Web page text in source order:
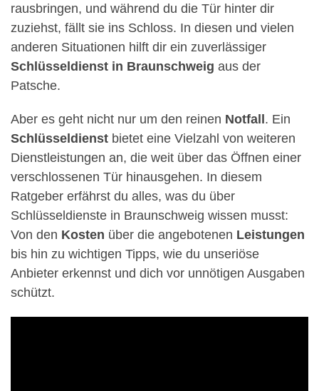
rausbringen, und während du die Tür hinter dir
zuziehst, fällt sie ins Schloss. In diesen und vielen
anderen Situationen hilft dir ein zuverlässiger
Schlüsseldienst in Braunschweig aus der
Patsche.
Aber es geht nicht nur um den reinen Notfall. Ein
Schlüsseldienst bietet eine Vielzahl von weiteren
Dienstleistungen an, die weit über das Öffnen einer
verschlossenen Tür hinausgehen. In diesem
Ratgeber erfährst du alles, was du über
Schlüsseldienste in Braunschweig wissen musst:
Von den Kosten über die angebotenen Leistungen
bis hin zu wichtigen Tipps, wie du unseriöse
Anbieter erkennst und dich vor unnötigen Ausgaben
schützt.